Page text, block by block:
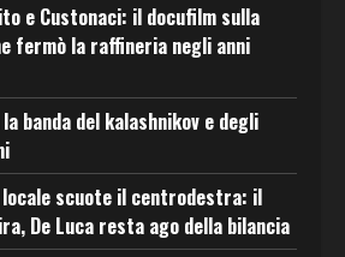
e Custonaci: il docufilm sulla
fermò la raffineria negli anni
banda del kalashnikov e degli
scuote il centrodestra: il
De Luca resta ago della bilancia